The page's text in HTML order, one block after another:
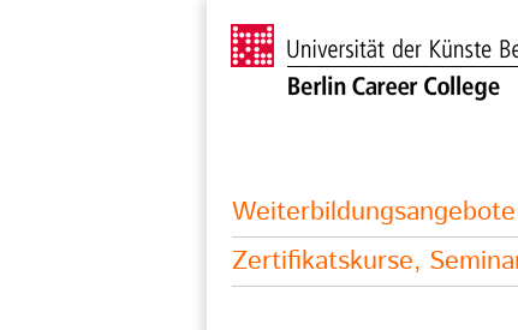
Weiterbildungsangebote
Zertifikatskurse,